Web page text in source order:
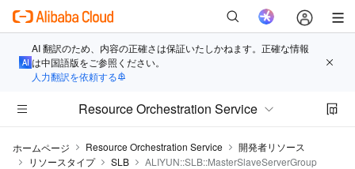
AI 翻訳のため、内容の正確さは保証いたしかねます。正確な情報
は中国語版をご参照ください。
人力翻訳を依頼する
Resource Orchestration Service
ホームページ Resource Orchestration Service
開発者リソース
リソースタイプ
SLB ALIYUN::SLB::MasterSlaveServerGroup